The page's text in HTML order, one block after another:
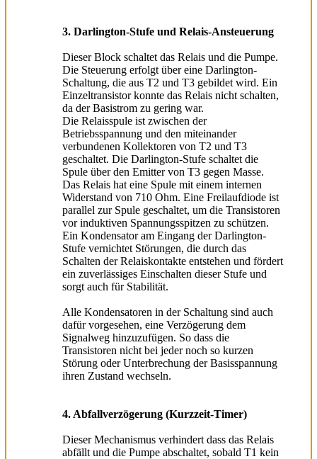
3. Darlington-Stufe und Relais-Ansteuerung
Dieser Block schaltet das Relais und die Pumpe.
Die Steuerung erfolgt über eine Darlington-
Schaltung, die aus T2 und T3 gebildet wird. Ein
Einzeltransistor konnte das Relais nicht schalten,
da der Basistrom zu gering war.
Die Relaisspule ist zwischen der
Betriebsspannung und den miteinander
verbundenen Kollektoren von T2 und T3
geschaltet. Die Darlington-Stufe schaltet die
Spule über den Emitter von T3 gegen Masse.
Das Relais hat eine Spule mit einem internen
Widerstand von 710 Ohm. Eine Freilaufdiode ist
parallel zur Spule geschaltet, um die Transistoren
vor induktiven Spannungsspitzen zu schützen.
Ein Kondensator am Eingang der Darlington-
Stufe vernichtet Störungen, die durch das
Schalten der Relaiskontakte entstehen und fördert
ein zuverlässiges Einschalten dieser Stufe und
sorgt auch für Stabilität.
Alle Kondensatoren in der Schaltung sind auch
dafür vorgesehen, eine Verzögerung dem
Signalweg hinzuzufügen. So dass die
Transistoren nicht bei jeder noch so kurzen
Störung oder Unterbrechung der Basisspannung
ihren Zustand wechseln.
4. Abfallverzögerung (Kurzzeit-Timer)
Dieser Mechanismus verhindert dass das Relais
abfällt und die Pumpe abschaltet, sobald T1 kein